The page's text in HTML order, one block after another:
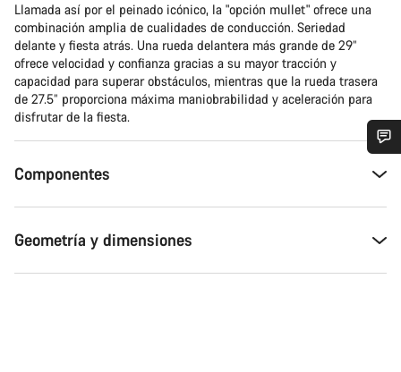
Llamada así por el peinado icónico, la "opción mullet" ofrece una
combinación amplia de cualidades de conducción. Seriedad
delante y fiesta atrás. Una rueda delantera más grande de 29”
ofrece velocidad y confianza gracias a su mayor tracción y
capacidad para superar obstáculos, mientras que la rueda trasera
de 27.5” proporciona máxima maniobrabilidad y aceleración para
disfrutar de la fiesta.
Componentes
Geometría y dimensiones
¿Necesitas ayuda?
preguntas.